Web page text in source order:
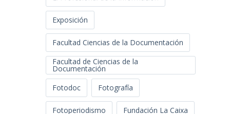
Exposición
Facultad Ciencias de la Documentación
Facultad de Ciencias de la
Documentación
Fotodoc
Fotografía
Fotoperiodismo Fundación La Caixa